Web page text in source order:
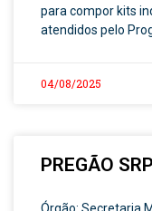
para compor kits
atendidos pelo
04/08/2025
PREGÃO